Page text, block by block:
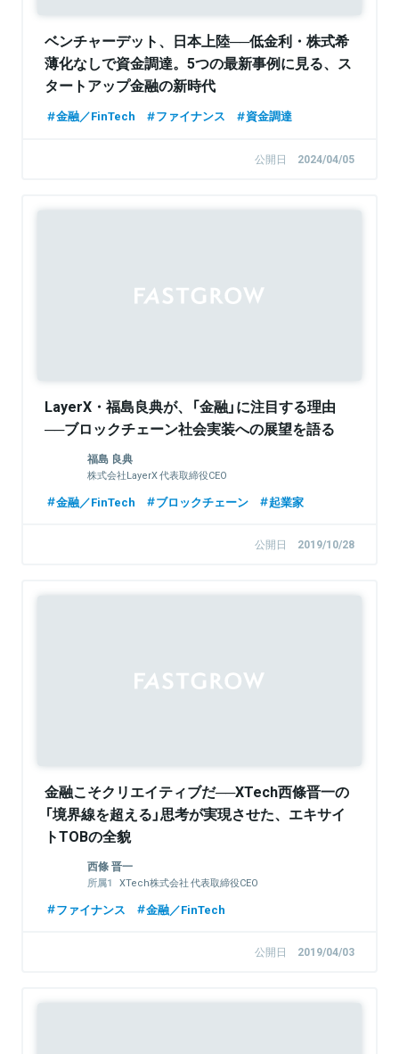
ベンチャーデット、日本上陸──低金利・株式希
薄化なしで資金調達。5つの最新事例に見る、ス
タートアップ金融の新時代
金融／FinTech ファイナンス 資金調達
公開日 2024/04/05
LayerX・福島良典が、「金融」に注目する理由
──ブロックチェーン社会実装への展望を語る
福島 良典
株式会社LayerX 代表取締役CEO
金融／FinTech ブロックチェーン 起業家
公開日 2019/10/28
金融こそクリエイティブだ──XTech西條晋一の
「境界線を超える」思考が実現させた、エキサイ
トTOBの全貌
西條 晋一
XTech株式会社 代表取締役CEO
エキサイトホールディングス株式会社 代表取
ファイナンス 金融／FinTech
公開日 2019/04/03